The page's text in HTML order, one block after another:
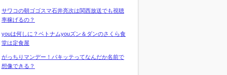
サワコの朝ゴゴスマ石井亮次は関西放送でも視聴
率稼げるの？
youは何しに？ベトナムyouズン＆ダンのさくら食
堂は定食屋
がっちりマンデー！パキッテってなんだか名前で
想像できる？